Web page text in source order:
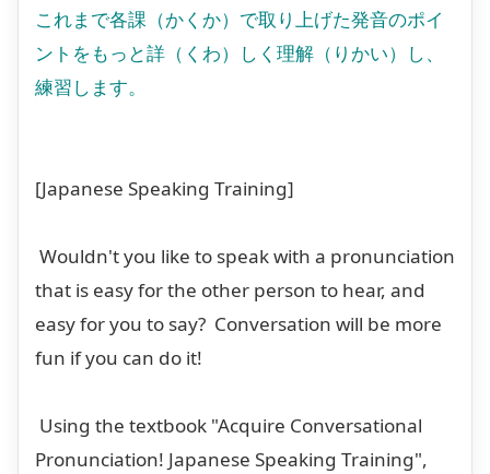
これまで各課（かくか）で取り上げた発音のポイ
ントをもっと詳（くわ）しく理解（りかい）し、
練習します。
[Japanese Speaking Training]
Wouldn't you like to speak with a pronunciation
that is easy for the other person to hear, and
easy for you to say? Conversation will be more
fun if you can do it!
Using the textbook "Acquire Conversational
Pronunciation! Japanese Speaking Training",